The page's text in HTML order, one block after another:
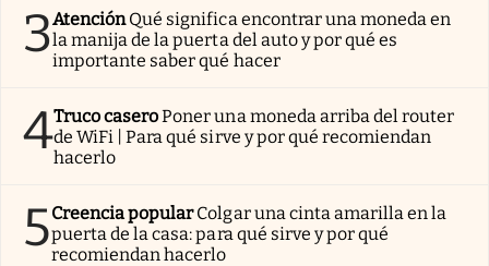
3AtenciónQué significa encontrar una moneda en
la manija de la puerta del auto y por qué es
importante saber qué hacer
4Truco caseroPoner una moneda arriba del router
de WiFi | Para qué sirve y por qué recomiendan
hacerlo
5Creencia popularColgar una cinta amarilla en la
puerta de la casa: para qué sirve y por qué
recomiendan hacerlo